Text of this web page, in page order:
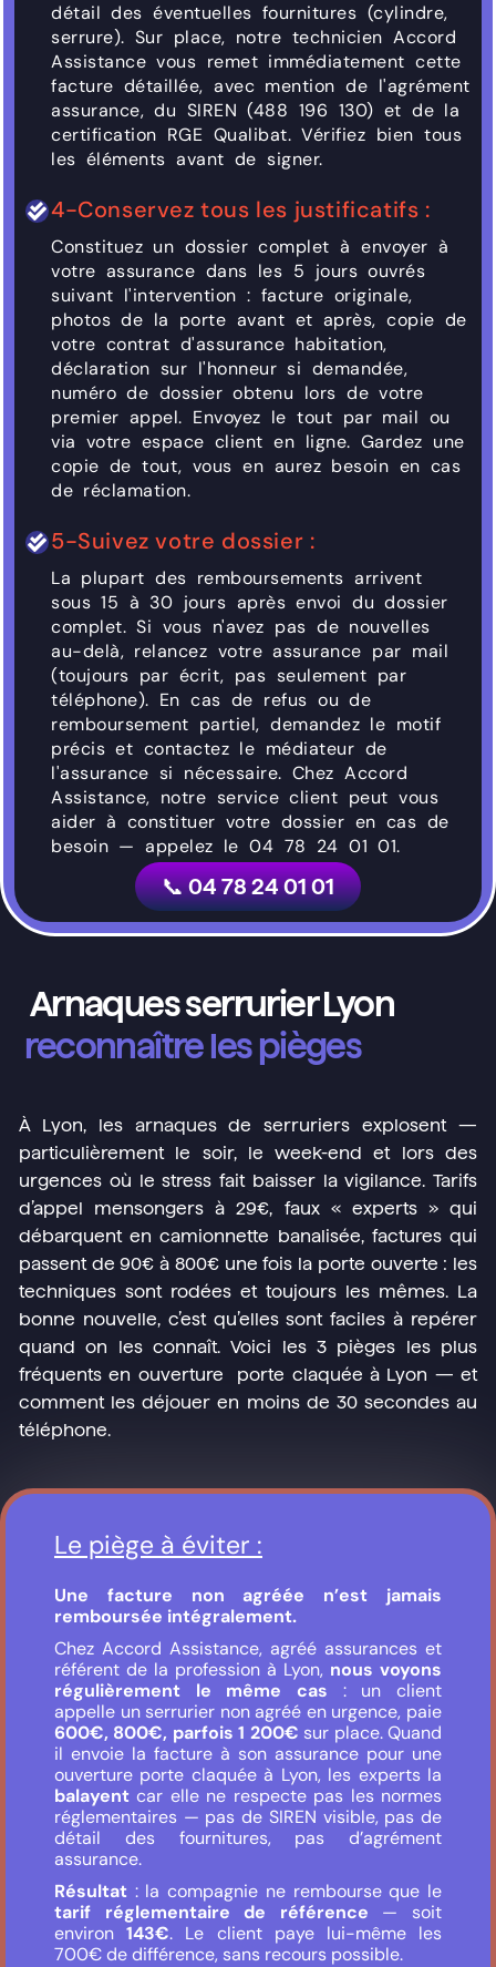
détail des éventuelles fournitures (cylindre,
serrure). Sur place, notre technicien Accord
Assistance vous remet immédiatement cette
facture détaillée, avec mention de l'agrément
assurance, du SIREN (488 196 130) et de la
certification RGE Qualibat. Vérifiez bien tous
les éléments avant de signer.
4-Conservez tous les justificatifs :
Constituez un dossier complet à envoyer à
votre assurance dans les 5 jours ouvrés
suivant l'intervention : facture originale,
photos de la porte avant et après, copie de
votre contrat d'assurance habitation,
déclaration sur l'honneur si demandée,
numéro de dossier obtenu lors de votre
premier appel. Envoyez le tout par mail ou
via votre espace client en ligne. Gardez une
copie de tout, vous en aurez besoin en cas
de réclamation.
5-Suivez votre dossier :
La plupart des remboursements arrivent
sous 15 à 30 jours après envoi du dossier
complet. Si vous n'avez pas de nouvelles
au-delà, relancez votre assurance par mail
(toujours par écrit, pas seulement par
téléphone). En cas de refus ou de
remboursement partiel, demandez le motif
précis et contactez le médiateur de
l'assurance si nécessaire. Chez Accord
Assistance, notre service client peut vous
aider à constituer votre dossier en cas de
besoin — appelez le 04 78 24 01 01.
📞 04 78 24 01 01
Arnaques serrurier Lyon
reconnaître les pièges
À Lyon, les arnaquesde serruriers explosent —
particulièrement le soir, le week-end et lors des
urgences où le stress fait baisser la vigilance. Tarifs
d’appel mensongers à 29€, faux « experts » qui
débarquent en camionnette banalisée, factures qui
passent de 90€ à 800€ une fois la porte ouverte : les
techniques sont rodées et toujours les mêmes. La
bonne nouvelle, c’est qu’elles sont faciles à repérer
quand on les connaît. Voici les 3 pièges les plus
fréquents en ouverture porte claquée à Lyon — et
comment les déjouer en moins de 30 secondes au
téléphone.
Le piège à éviter :
Une facture non agréée n’est jamais
remboursée intégralement.
Chez Accord Assistance, agréé assurances et
référent de la profession à Lyon, nous voyons
régulièrement le même cas : un client
appelle un serrurier non agréé en urgence, paie
600€, 800€, parfois 1 200€ sur place. Quand
il envoie la facture à son assurance pour une
ouverture porte claquée à Lyon, les experts la
balayent car elle ne respecte pas les normes
réglementaires — pas de SIREN visible, pas de
détail des fournitures, pas d’agrément
assurance.
Résultat : la compagnie ne rembourse que le
tarif réglementaire de référence — soit
environ143€. Le client paye lui-même les
700€ de différence, sans recours possible.